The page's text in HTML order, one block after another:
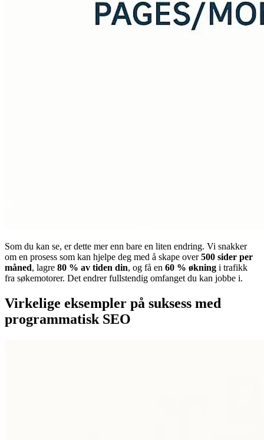
Som du kan se, er dette mer enn bare en liten endring. Vi snakker
om en prosess som kan hjelpe deg med å skape over500 sider per
måned, lagre 80 % av tiden din, og få en 60 % økning i trafikk
fra søkemotorer. Det endrer fullstendig omfanget du kan jobbe i.
Virkelige eksempler på suksess med
programmatisk SEO